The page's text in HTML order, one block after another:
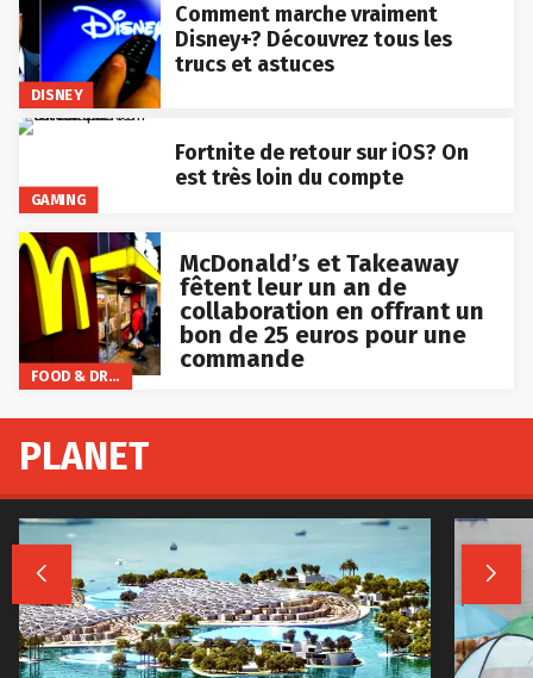
DISNEY
Comment marche vraiment
Disney+? Découvrez tous les
trucs et astuces
GAMING
Fortnite de retour sur iOS? On
est très loin du compte
FOOD & DRINKS
McDonald’s et Takeaway
fêtent leur un an de
collaboration en offrant un
bon de 25 euros pour une
commande
PLANET
 